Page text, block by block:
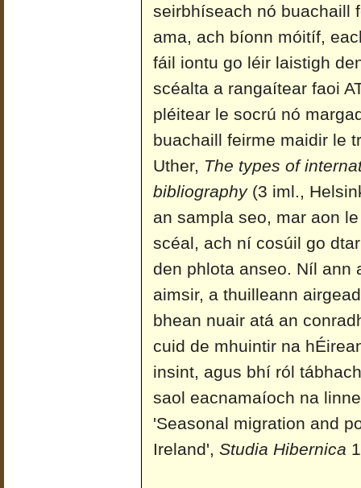
seirbhíseach nó buachaill
ama, ach bíonn móitíf,
fáil iontu go léir laistigh
scéalta a rangaítear faoi
pléitear le socrú nó
buachaill feirme maidir le
Uther, The types of
bibliography(3 iml.,
an sampla seo, mar aon
scéal, ach ní cosúil go
den phlota anseo. Níl ann
aimsir, a thuilleann
bhean nuair atá an
cuid de mhuintir na
insint, agus bhí ról
saol eacnamaíoch na
'Seasonal migration and
Ireland', Studia Hibernica